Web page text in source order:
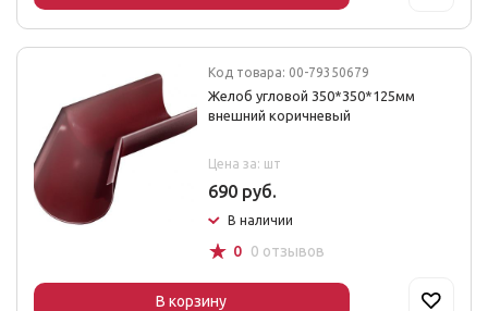
Код товара: 00-79350679
Желоб угловой 350*350*125мм
внешний коричневый
Цена за: шт
690 руб.
В наличии
☆ 0 0 отзывов
В корзину